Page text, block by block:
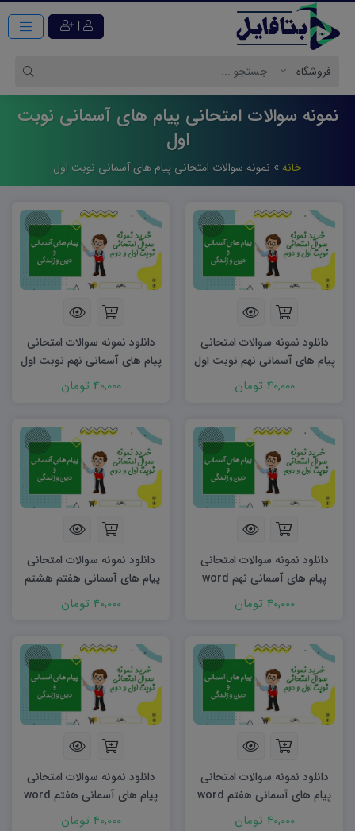
|
نمونه سوالات امتحانی پیام های آسمانی نوبت
اول
خانه » نمونه سوالات امتحانی پیام های آسمانی نوبت اول
دانلود نمونه سوالات امتحانی
پیام های آسمانی نهم نوبت اول
۱۴۰۴ word
40,000 تومان
دانلود نمونه سوالات امتحانی
پیام های آسمانی نهم نوبت اول
۱۴۰۳ word
40,000 تومان
دانلود نمونه سوالات امتحانی
پیام های آسمانی نهم word
(نوبت اول) ۱۴۰۲
40,000 تومان
دانلود نمونه سوالات امتحانی
پیام های آسمانی هفتم هشتم
40,000 تومان
دانلود نمونه سوالات امتحانی
پیام های آسمانی هفتم word
(نوبت دوم) ۱۴۰۳
40,000 تومان
دانلود نمونه سوالات امتحانی
پیام های آسمانی هفتم word
(نوبت اول) ۱۴۰۲
40,000 تومان